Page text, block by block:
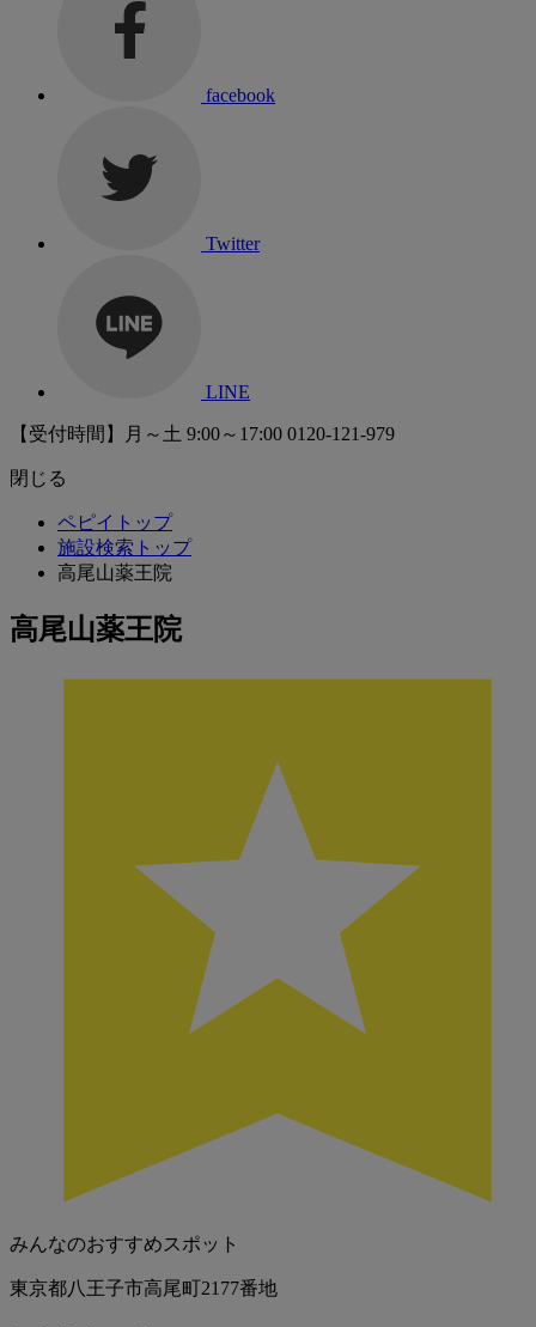
facebook
Twitter
LINE
【受付時間】月～土 9:00～17:00 0120-121-979
閉じる
ペピイトップ
施設検索トップ
高尾山薬王院
高尾山薬王院
みんなのおすすめスポット
東京都八王子市高尾町2177番地